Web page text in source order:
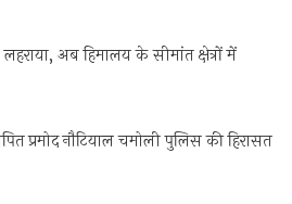
अब हिमालय के सीमांत क्षेत्रों में
प्रमोद नौटियाल चमोली पुलिस की हिरासत